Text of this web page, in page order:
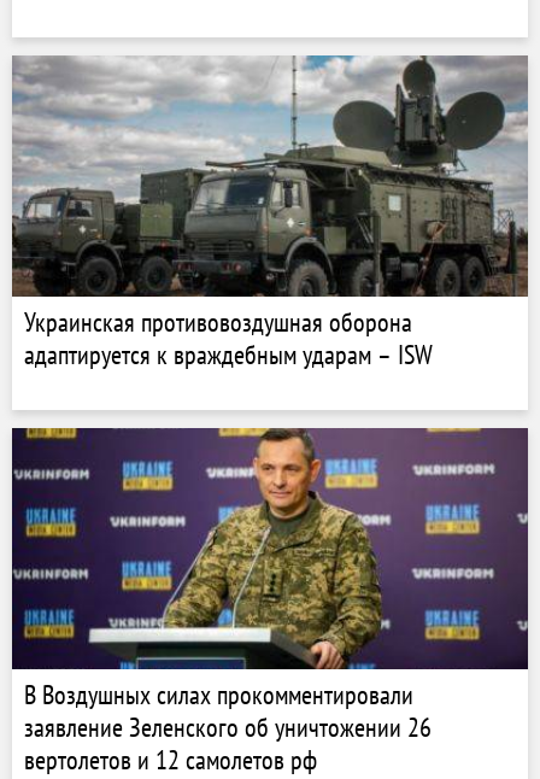
Украинская противовоздушная оборона
адаптируется к враждебным ударам – ISW
В Воздушных силах прокомментировали
заявление Зеленского об уничтожении 26
вертолетов и 12 самолетов рф